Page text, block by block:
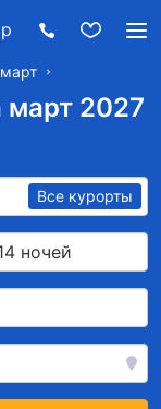
2027
Все курорты
ночей